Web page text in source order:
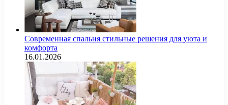
Современная спальня стильные решения для уюта и
комфорта
16.01.2026